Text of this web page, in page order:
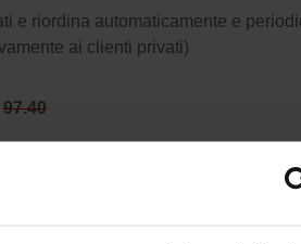
e riordina automaticamente e
ai clienti privati)
97.40